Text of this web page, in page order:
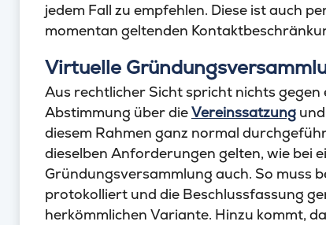
jedem Fall zu empfehlen. Diese ist auch
momentan geltenden
Virtuelle
Aus rechtlicher Sicht spricht nichts
Abstimmung über dieVereinssatzung
diesem Rahmen ganz normal
dieselben Anforderungen gelten, wie bei
Gründungsversammlung auch. So muss
protokolliert und die Beschlussfassung
herkömmlichen Variante. Hinzu kommt,